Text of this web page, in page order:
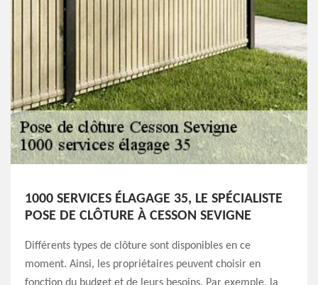
1000 SERVICES ÉLAGAGE 35, LE SPÉCIALISTE
POSE DE CLÔTURE À CESSON SEVIGNE
Différents types de clôture sont disponibles en ce
moment. Ainsi, les propriétaires peuvent choisir en
fonction du budget et de leurs besoins. Par exemple, la